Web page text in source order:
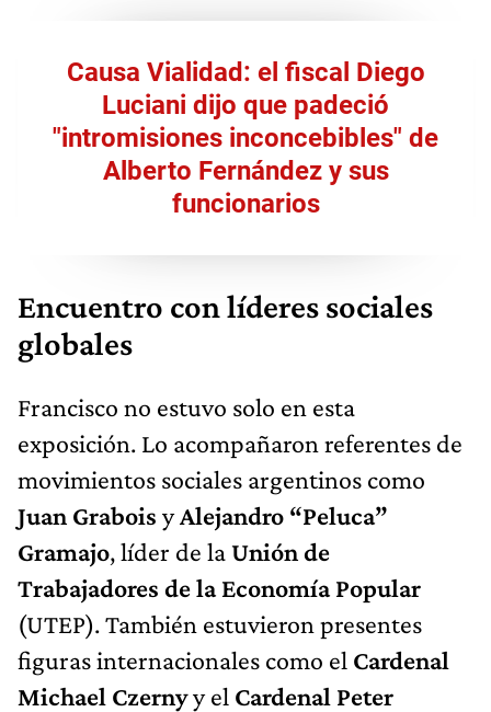
Causa Vialidad: el fiscal Diego
Luciani dijo que padeció
"intromisiones inconcebibles" de
Alberto Fernández y sus
funcionarios
Encuentro con líderes sociales
globales
Francisco no estuvo solo en esta
exposición. Lo acompañaron referentes de
movimientos sociales argentinos como
Juan Grabois yAlejandro “Peluca”
Gramajo, líder de laUnión de
Trabajadores de la Economía Popular
(UTEP). También estuvieron presentes
figuras internacionales como el Cardenal
Michael Czernyy el Cardenal Peter